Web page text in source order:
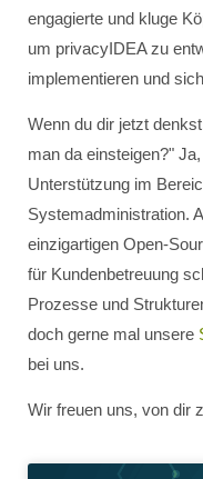
engagierte und kluge
um privacyIDEA zu
implementieren und
Wenn du dir jetzt
man da einsteigen?"
Unterstützung im
Systemadministration.
einzigartigen Open-
für Kundenbetreuung
Prozesse und
doch gerne mal unsere
bei uns.
Wir freuen uns, von dir